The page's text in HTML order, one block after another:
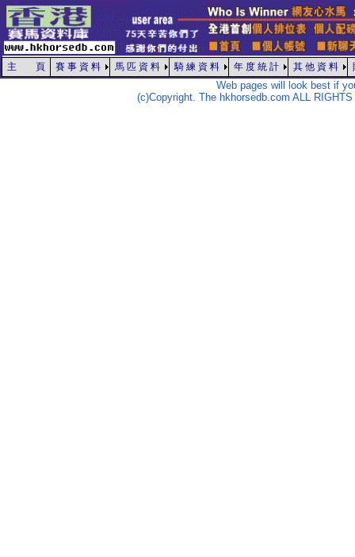
主 頁 賽 事 資 料 馬 匹 資 料 騎 練 資 料 年 度 統 計 其 他 資 料
Web pages will look best if
(c)Copyright. The hkhorsedb.com ALL